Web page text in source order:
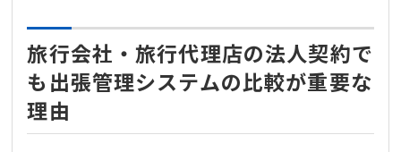
旅行会社・旅行代理店の法人契約で
も出張管理システムの比較が重要な
理由